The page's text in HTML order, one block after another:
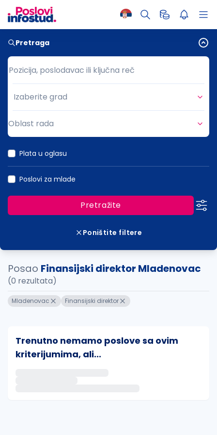
Pretraga
Pozicija, poslodavac ili ključna reč
Pozicija, poslodavac ili ključna reč
Grad
Izaberite grad
Oblast rada
Plata u oglasu
Poslovi za mlade
Pretražite
Poništite filtere
Posao Finansijski direktor Mladenovac
(0 rezultata)
Mladenovac Finansijski direktor
Trenutno nemamo poslove sa ovim
kriterijumima, ali...